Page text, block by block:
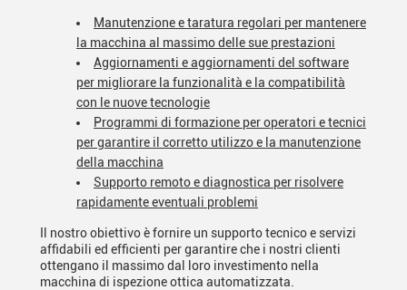
Manutenzione e taratura regolari per mantenere
la macchina al massimo delle sue prestazioni
Aggiornamenti e aggiornamenti del software
per migliorare la funzionalità e la compatibilità
con le nuove tecnologie
Programmi di formazione per operatori e tecnici
per garantire il corretto utilizzo e la manutenzione
della macchina
Supporto remoto e diagnostica per risolvere
rapidamente eventuali problemi
Il nostro obiettivo è fornire un supporto tecnico e servizi
affidabili ed efficienti per garantire che i nostri clienti
ottengano il massimo dal loro investimento nella
macchina di ispezione ottica automatizzata.